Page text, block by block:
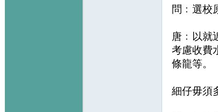
問﹕選校
唐﹕以就
考慮收費
條龍等。
細仔毋須